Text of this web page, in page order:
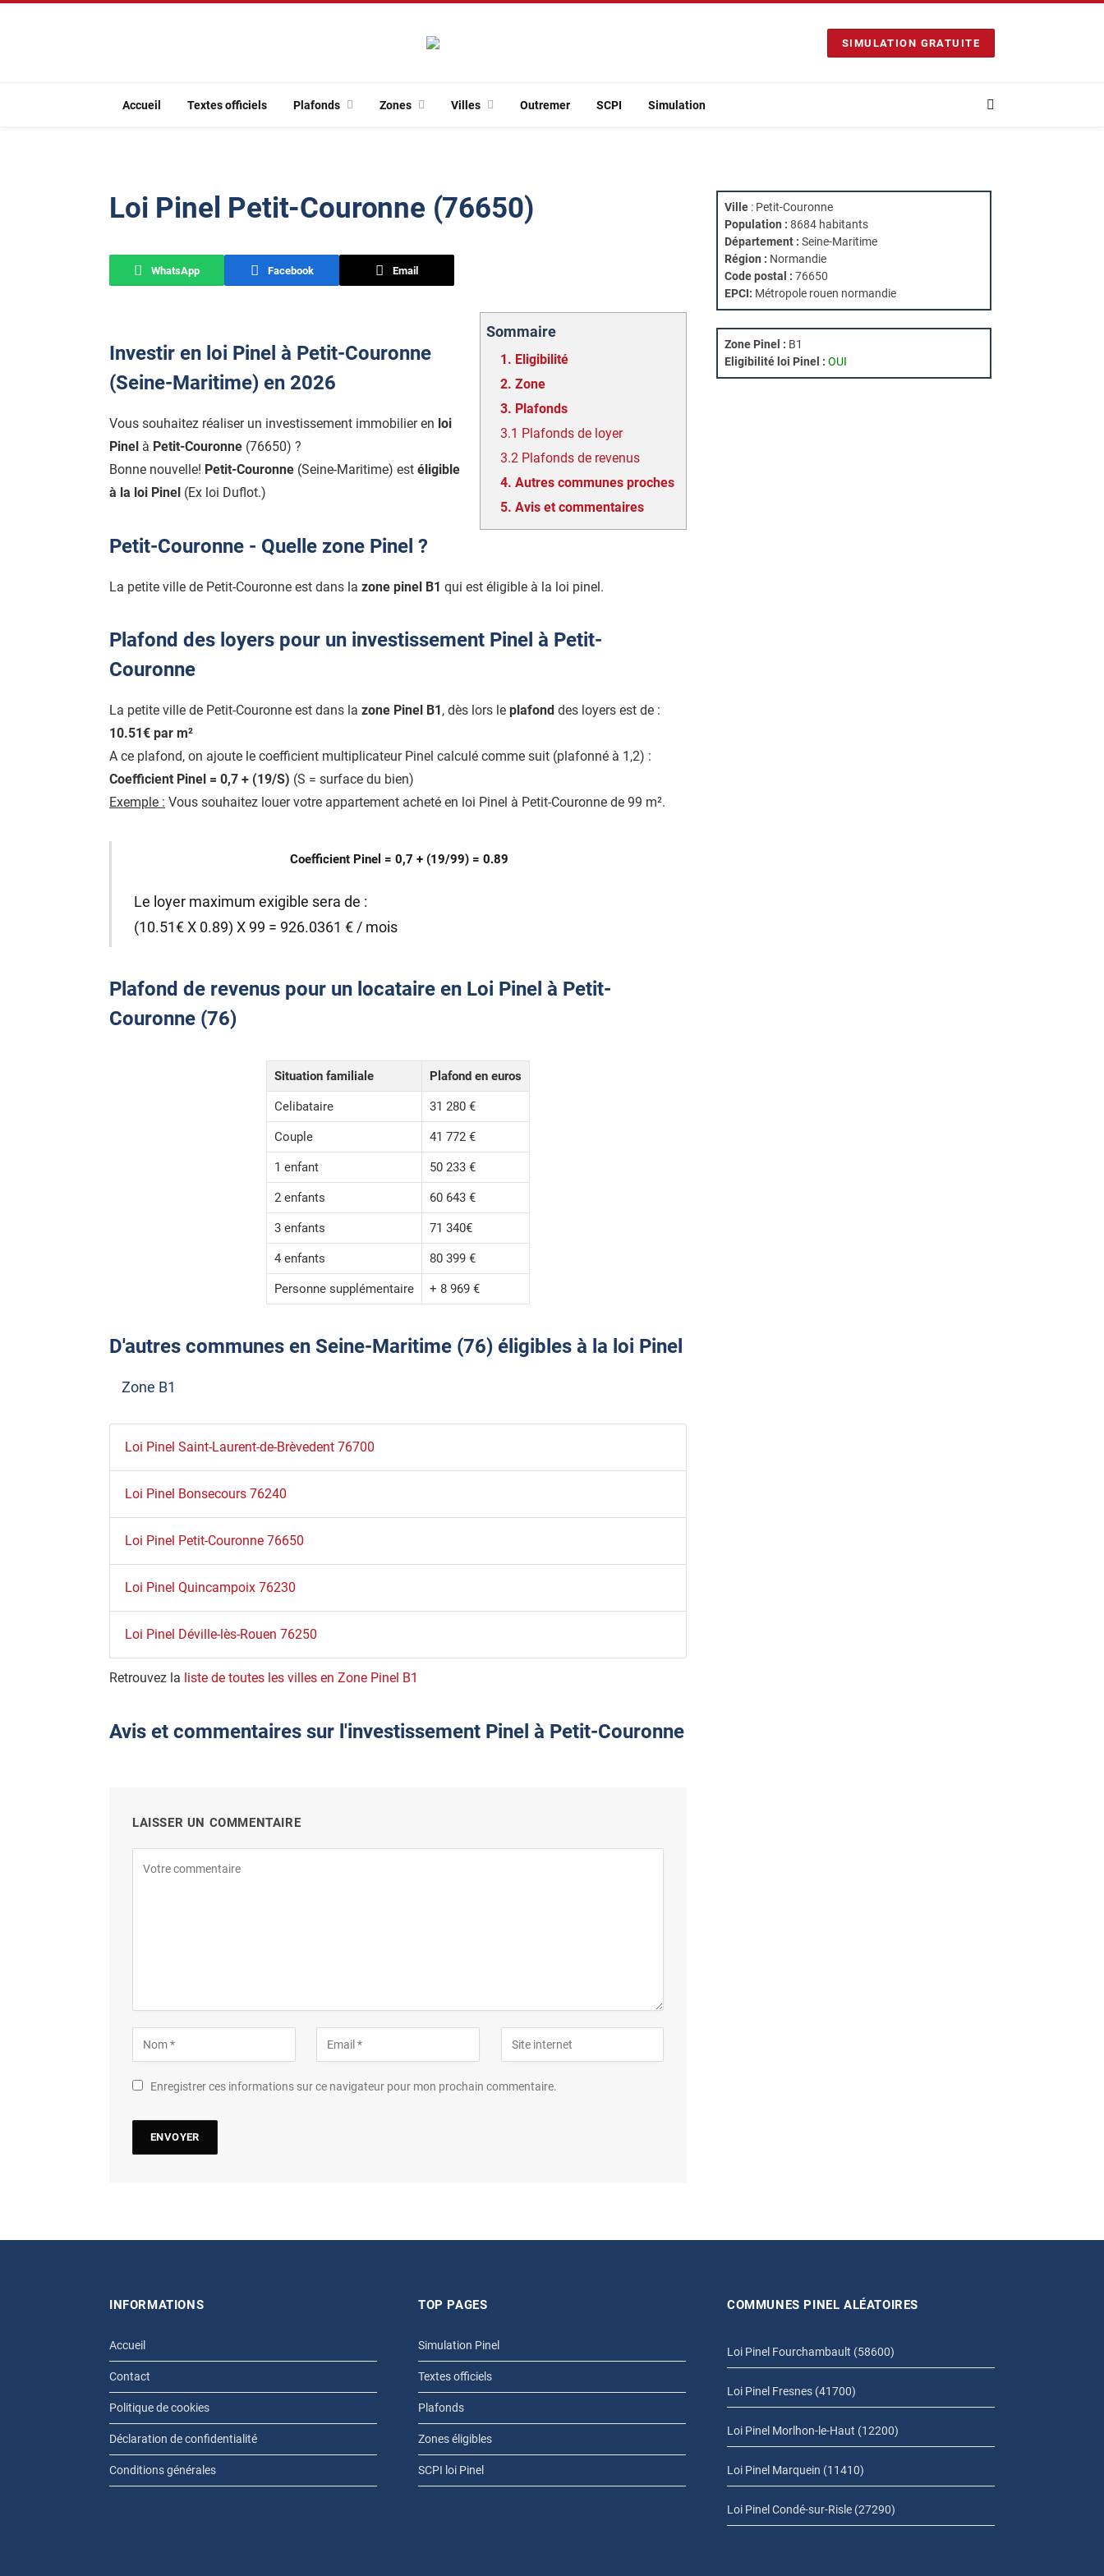
SIMULATION GRATUITE
Accueil Textes officiels Plafonds Zones Villes Outremer SCPI Simulation
Loi Pinel Petit-Couronne (76650)
WhatsApp Facebook Email
Sommaire
1. Eligibilité
2. Zone
3. Plafonds
3.1 Plafonds de loyer
3.2 Plafonds de revenus
4. Autres communes proches
5. Avis et commentaires
Investir en loi Pinel à Petit-Couronne
(Seine-Maritime) en 2026
Vous souhaitez réaliser un investissement immobilier en loi
Pinel à Petit-Couronne (76650) ?
Bonne nouvelle! Petit-Couronne (Seine-Maritime) est éligible
à la loi Pinel (Ex loi Duflot.)
Petit-Couronne - Quelle zone Pinel ?
La petite ville de Petit-Couronne est dans la zone pinel B1 qui est éligible à la loi pinel.
Plafond des loyers pour un investissement Pinel à Petit-
Couronne
La petite ville de Petit-Couronne est dans la zone Pinel B1 , dès lors le plafond des loyers est de :
10.51€ par m²
A ce plafond, on ajoute le coefficient multiplicateur Pinel calculé comme suit (plafonné à 1,2) :
Coefficient Pinel = 0,7 + (19/S) (S = surface du bien)
Exemple : Vous souhaitez louer votre appartement acheté en loi Pinel à Petit-Couronne de 99 m².
Coefficient Pinel = 0,7 + (19/99) = 0.89
Le loyer maximum exigible sera de :
(10.51€ X 0.89) X 99 = 926.0361 € / mois
Plafond de revenus pour un locataire en Loi Pinel à Petit-
Couronne (76)
Situation familiale Plafond en euros
Celibataire 31 280 €
Couple 41 772 €
1 enfant 50 233 €
2 enfants 60 643 €
3 enfants 71 340€
4 enfants 80 399 €
Personne supplémentaire + 8 969 €
D'autres communes en Seine-Maritime (76) éligibles à la loi Pinel
Zone B1
Loi Pinel Saint-Laurent-de-Brèvedent 76700
Loi Pinel Bonsecours 76240
Loi Pinel Petit-Couronne 76650
Loi Pinel Quincampoix 76230
Loi Pinel Déville-lès-Rouen 76250
Retrouvez la liste de toutes les villes en Zone Pinel B1
Avis et commentaires sur l'investissement Pinel à Petit-Couronne
LAISSER UN COMMENTAIRE
Enregistrer ces informations sur ce navigateur pour mon prochain commentaire.
Ville : Petit-Couronne
Population : 8684 habitants
Département : Seine-Maritime
Région : Normandie
Code postal : 76650
EPCI: Métropole rouen normandie
Zone Pinel : B1
Eligibilité loi Pinel : OUI
INFORMATIONS
Accueil
Contact
Politique de cookies
Déclaration de confidentialité
Conditions générales
TOP PAGES
Simulation Pinel
Textes officiels
Plafonds
Zones éligibles
SCPI loi Pinel
COMMUNES PINEL ALÉATOIRES
Loi Pinel Fourchambault (58600)
Loi Pinel Fresnes (41700)
Loi Pinel Morlhon-le-Haut (12200)
Loi Pinel Marquein (11410)
Loi Pinel Condé-sur-Risle (27290)